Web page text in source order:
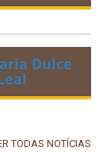
Dulce
TODAS NOTÍCIAS